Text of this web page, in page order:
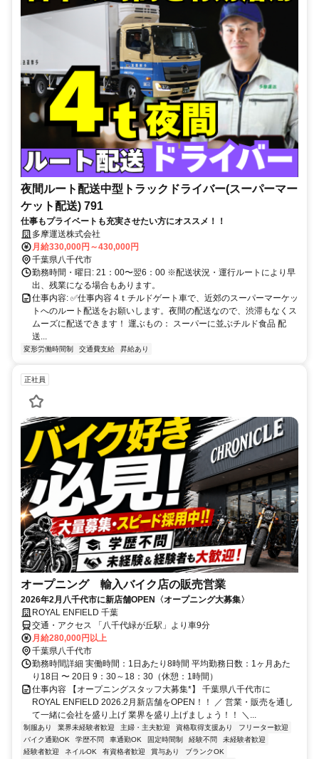
夜間ルート配送中型トラックドライバー(スーパーマー
ケット配送) 791
仕事もプライベートも充実させたい方にオススメ！！
多摩運送株式会社
月給330,000円～430,000円
千葉県八千代市
勤務時間・曜日: 21：00〜翌6：00 ※配送状況・運行ルートにより早
出、残業になる場合もあります。
仕事内容: ✅仕事内容 4ｔチルドゲート車で、近郊のスーパーマーケッ
トへのルート配送をお願いします。夜間の配送なので、渋滞もなくス
ムーズに配送できます！ 運ぶもの： スーパーに並ぶチルド食品 配
送...
変形労働時間制 交通費支給 昇給あり
正社員
オープニング 輸入バイク店の販売営業
2026年2月八千代市に新店舗OPEN〈オープニング大募集〉
ROYAL ENFIELD 千葉
交通・アクセス 「八千代緑が丘駅」より車9分
月給280,000円以上
千葉県八千代市
勤務時間詳細 実働時間：1日あたり8時間 平均勤務日数：1ヶ月あた
り18日 〜 20日 9：30～18：30（休憩：1時間）
仕事内容 【オープニングスタッフ大募集*】 千葉県八千代市に
ROYAL ENFIELD 2026.2月新店舗をOPEN！！ ／ 営業・販売を通し
て一緒に会社を盛り上げ 業界を盛り上げましょう！！ ＼...
制服あり 業界未経験者歓迎 主婦・主夫歓迎 資格取得支援あり
フリーター歓迎
バイク通勤OK
学歴不問 車通勤OK 固定時間制 経験不問
未経験者歓迎
経験者歓迎
ネイルOK 有資格者歓迎 賞与あり
ブランクOK